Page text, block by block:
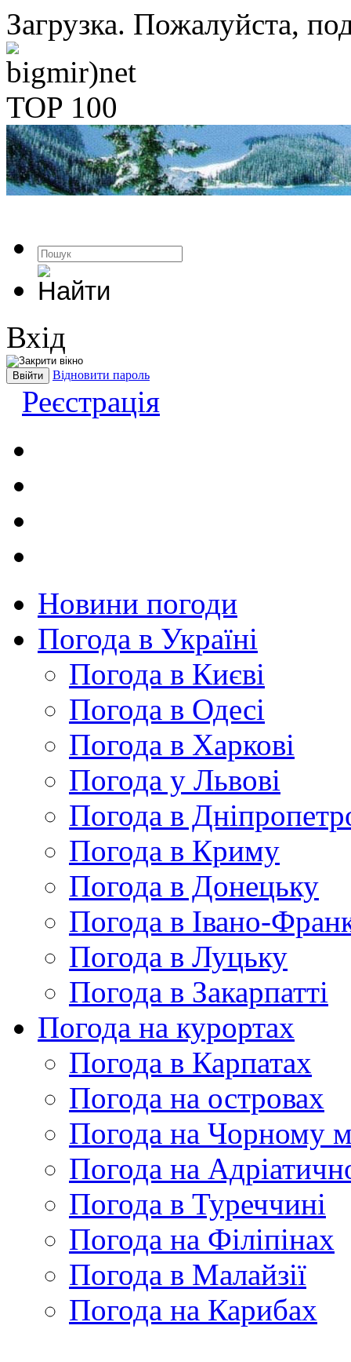
Загрузка. Пожалуйста,
Вхід
Відновити пароль
Реєстрація
Новини погоди
Погода в Україні
Погода в Києві
Погода в Одесі
Погода в Харкові
Погода у Львові
Погода в
Погода в Криму
Погода в Донецьку
Погода в Івано-
Погода в Луцьку
Погода в Закарпатті
Погода на курортах
Погода в Карпатах
Погода на островах
Погода на Чорному
Погода на
Погода в Туреччині
Погода на Філіпінах
Погода в Малайзії
Погода на Карибах